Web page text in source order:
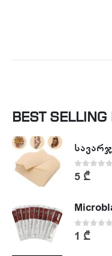
BEST SELLING
0out of 5
5 ₾
0 out of 5
1 ₾